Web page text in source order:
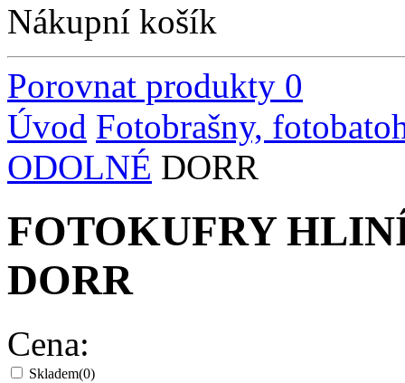
Nákupní košík
Porovnat produkty 0
Úvod Fotobrašny,
ODOLNÉ DORR
FOTOKUFRY
DORR
Cena:
Skladem(0)